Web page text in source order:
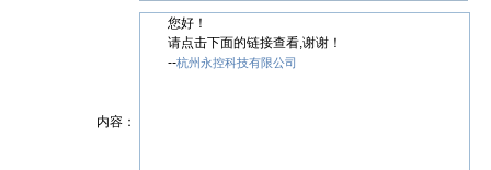
内容：
您好！
请点击下面的链接查看,谢谢！
--杭州永控科技有限公司